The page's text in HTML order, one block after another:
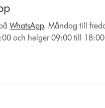
WhatsApp. Måndag till
och helger 09:00 till